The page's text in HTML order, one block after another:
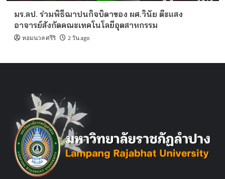
มร.ลป. ร่วมพิธีฌาปนกิจบิดาของ ผศ.วินัย ต๊ะแสง
อาจารย์สังกัดคณะเทคโนโลยีอุตสาหกรรม
หอมนวล ศรีริ 2 วัน ago